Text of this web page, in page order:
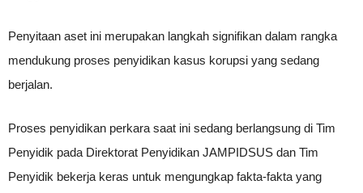
Penyitaan aset ini merupakan langkah signifikan dalam rangka
mendukung proses penyidikan kasus korupsi yang sedang
berjalan.
Proses penyidikan perkara saat ini sedang berlangsung di Tim
Penyidik pada Direktorat Penyidikan JAMPIDSUS dan Tim
Penyidik bekerja keras untuk mengungkap fakta-fakta yang